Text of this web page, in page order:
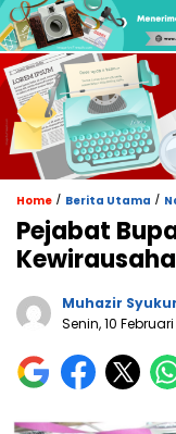
Home / Berita Utama /
Pejabat
Muhazir Syukur
Senin, 10